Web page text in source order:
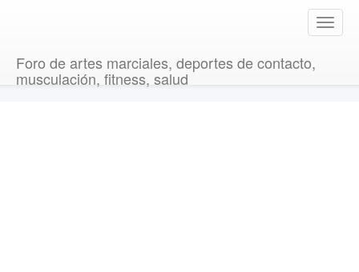
T
o
Foro de artes marciales, deportes de contacto,
musculación, fitness, salud